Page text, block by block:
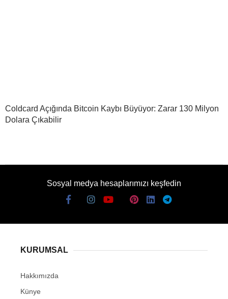
Coldcard Açığında Bitcoin Kaybı Büyüyor: Zarar 130 Milyon
Dolara Çıkabilir
Sosyal medya hesaplarımızı keşfedin
KURUMSAL
Hakkımızda
Künye